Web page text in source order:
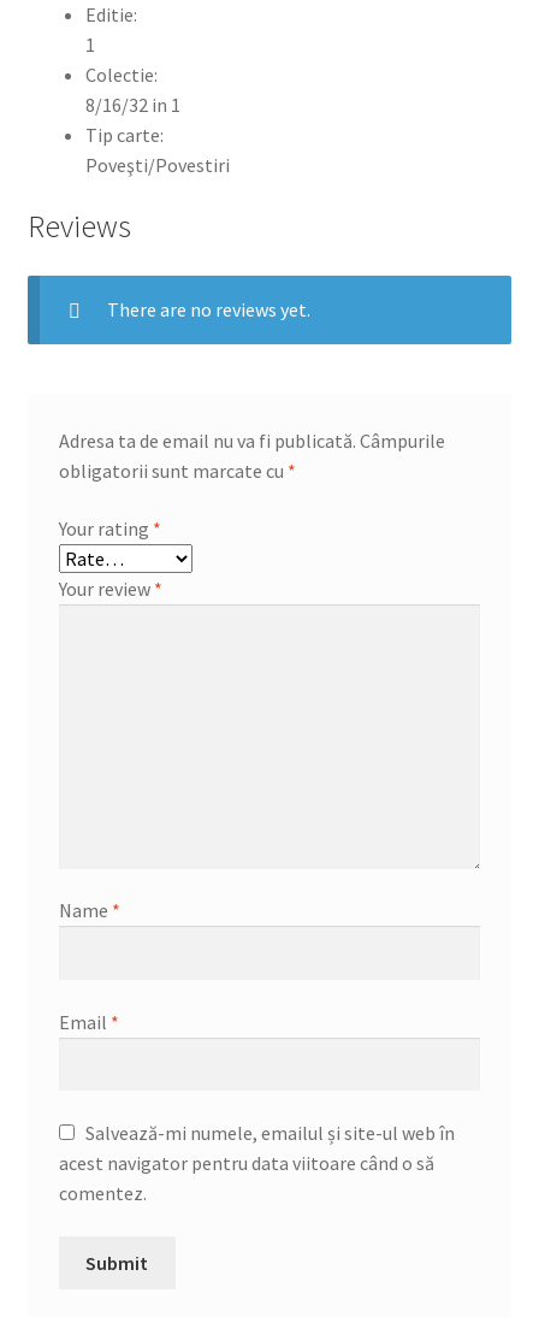
Editie:
1
Colectie:
8/16/32 in 1
Tip carte:
Poveşti/Povestiri
Reviews
There are no reviews yet.
Adresa ta de email nu va fi publicată. Câmpurile
obligatorii sunt marcate cu *
Your rating *
Your review *
Name *
Email *
Salvează-mi numele, emailul și site-ul web în
acest navigator pentru data viitoare când o să
comentez.